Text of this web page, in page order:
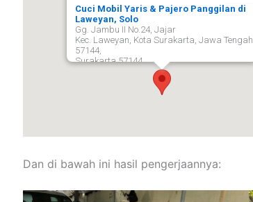
Cuci Mobil Yaris & Pajero Panggilan di
Laweyan, Solo
Gg. Jambu II No.24, Jajar
Kec. Laweyan, Kota Surakarta, Jawa Tengah
57144,
Surakarta 57144
Dan di bawah ini hasil pengerjaannya: